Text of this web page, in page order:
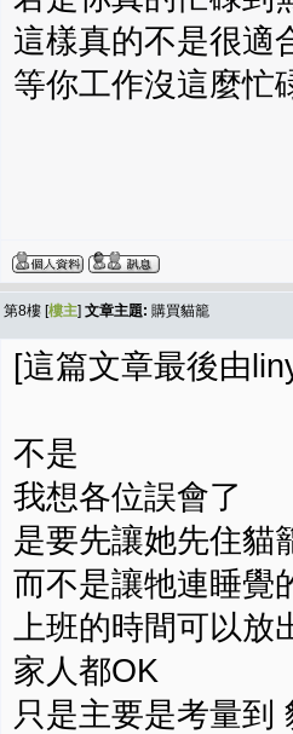
這樣真的不是很適
等你工作沒這麼忙
第8樓 [樓主] 文章主題: 購買貓籠
[這篇文章最後由
不是
我想各位誤會了
是要先讓她先住貓
而不是讓牠連睡覺
上班的時間可以放
家人都OK
只是主要是考量到